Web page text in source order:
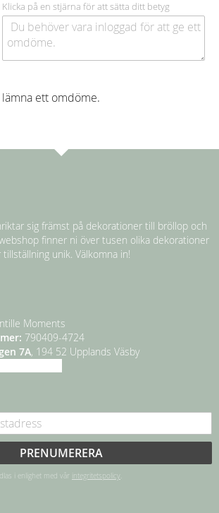
Klicka på en stjärna för att sätta ditt betyg
ett omdöme.
sig främst på dekorationer till bröllop och
finner ni över tusen olika dekorationer
unik. Välkomna in!
Moments
790409-4724
7A, 194 52 Upplands Väsby
PRENUMERERA
i enlighet med vår integritetspolicy.